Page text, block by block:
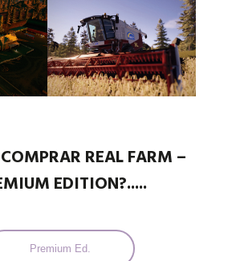
REAL FARM –
EDITION?.....
Premium Ed.